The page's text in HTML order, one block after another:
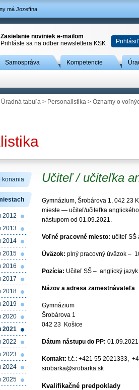
má Jozefína
Zasielanie noviniek e-mailom
Prihláste sa na odber newslettera KSK
Prihlásiť
Samospráva Kompetencie
Úradná tabuľa > Personalistika > Oznamy o
Učiteľ / učiteľka
Gymnázium, Šrobárova 1, 042 23
mieste — učiteľ/učiteľka
nástupom od 01.09.2021.
Voľné pracovné miesto: učiteľ SŠ
Úväzok: plný pracovný úväzok –
Pozícia: Učiteľ SŠ – anglický jazyk
Názov a adresa zamestnávateľa
Gymnázium
Šrobárova 1
042 23 Košice
Dátum nástupu do PP: 01.09.2021
Kontakt: t.č.: +421 55 2021333,
srobarka@srobarka.sk
Kvalifikačné predpoklady
konania
2012
2013
2014
2015
2016
2017
2018
2019
2020
2021
2022
2023
2024
2025